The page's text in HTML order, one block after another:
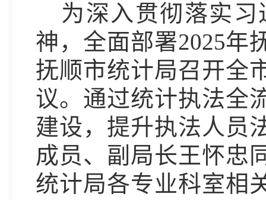
为深入贯彻落实
神， 全面部署2025年
抚顺市统计局召开全
议。 通过统计执法全
建设， 提升执法人员
成员、副局长王怀忠
统计局各专业科室相